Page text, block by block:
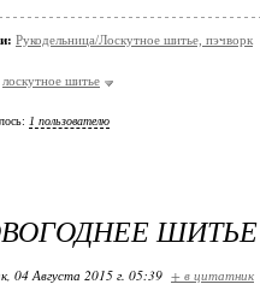
Рукодельница/Лоскутное шитье, пэчворк
лоскутное шитье
1 пользователю
ШИТЬЕ
04 Августа 2015 г. 05:39 + в цитатник